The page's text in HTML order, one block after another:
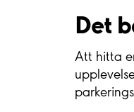
Det
Att hitta